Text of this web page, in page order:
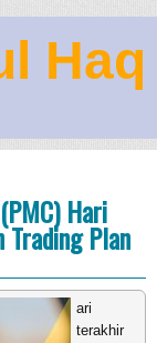
Haq
Hari
Trading Plan
ari
terakhir